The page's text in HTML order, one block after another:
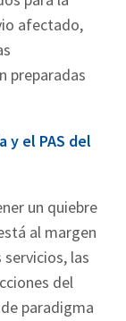
afectado,
preparadas
y el PAS del
un quiebre
al margen
las
del
paradigma